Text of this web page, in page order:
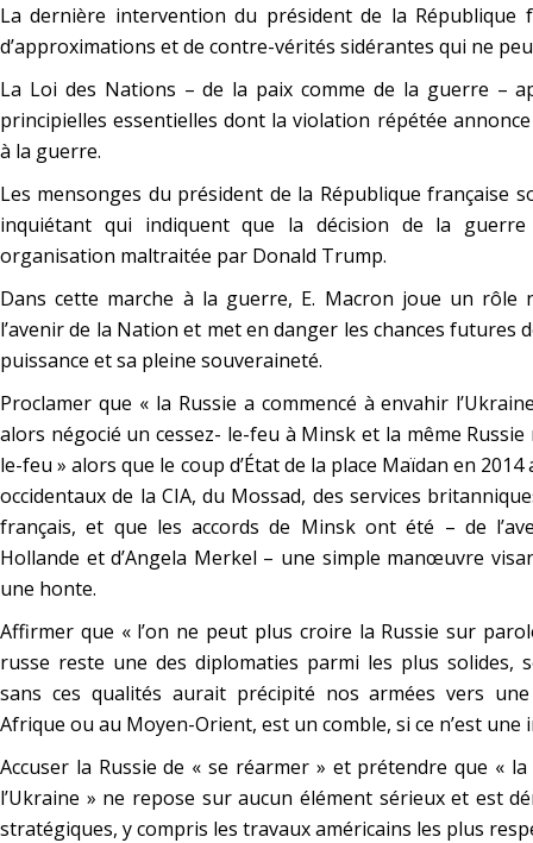
La dernière intervention du président de la République
d’approximations et de contre-vérités sidérantes qui ne
La Loi des Nations – de la paix comme de la guerre –
principielles essentielles dont la violation répétée
à la guerre.
Les mensonges du président de la République française
inquiétant qui indiquent que la décision de la
organisation maltraitée par Donald Trump.
Dans cette marche à la guerre, E. Macron joue un rôle
l’avenir de la Nation et met en danger les chances futures
puissance et sa pleine souveraineté.
Proclamer que « la Russie a commencé à envahir
alors négocié un cessez- le-feu à Minsk et la même Russie
le-feu » alors que le coup d’État de la place Maïdan en
occidentaux de la CIA, du Mossad, des services
français, et que les accords de Minsk ont été – de
Hollande et d’Angela Merkel – une simple manœuvre
une honte.
Affirmer que « l’on ne peut plus croire la Russie sur
russe reste une des diplomaties parmi les plus solides,
sans ces qualités aurait précipité nos armées vers
Afrique ou au Moyen-Orient, est un comble, si ce n’est une
Accuser la Russie de « se réarmer » et prétendre que «
l’Ukraine » ne repose sur aucun élément sérieux et est
stratégiques, y compris les travaux américains les plus